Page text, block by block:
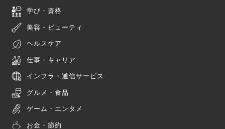
学び・資格
美容・ビューティ
ヘルスケア
仕事・キャリア
インフラ・通信サービス
グルメ・食品
ゲーム・エンタメ
お金・節約